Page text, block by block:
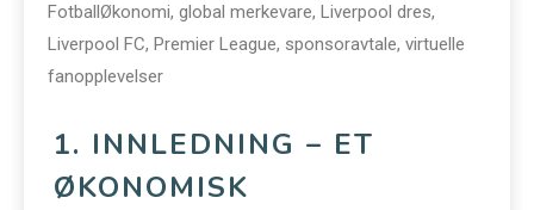
FotballØkonomi, global merkevare, Liverpool dres,
Liverpool FC, Premier League, sponsoravtale, virtuelle
fanopplevelser
1. INNLEDNING – ET
ØKONOMISK